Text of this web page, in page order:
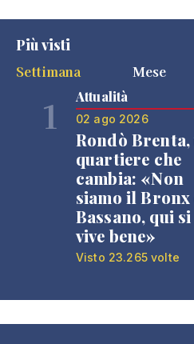
Più visti
Settimana
Mese
1 Attualità
02 ago 2026
Rondò Brenta,
quartiere che
cambia: «Non
siamo il
Bassano, qui si
vive bene»
Visto 23.265 volte